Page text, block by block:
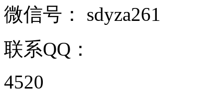
微信号： sdyza261
联系QQ：
4520